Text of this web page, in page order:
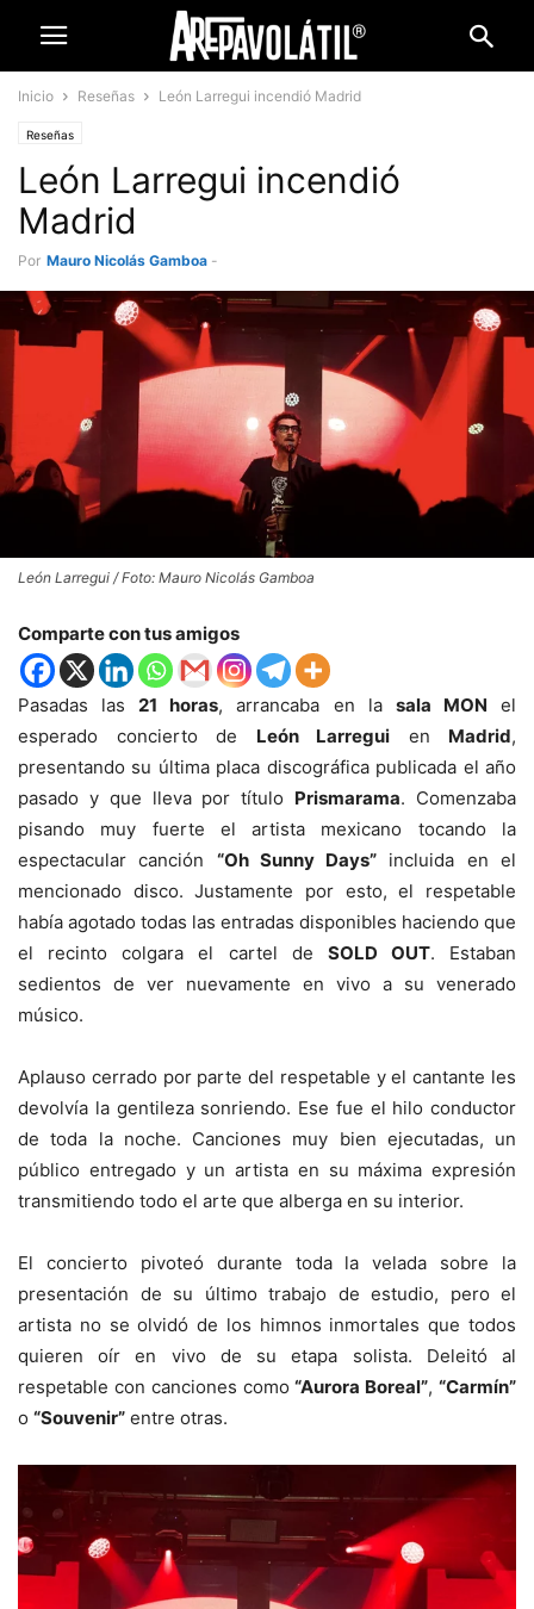
Inicio Reseñas León Larregui incendió Madrid
Reseñas
León Larregui incendió
Madrid
Por Mauro Nicolás Gamboa -
León Larregui / Foto: Mauro Nicolás Gamboa
Comparte con tus amigos
Pasadas las21 horas, arrancaba en la sala MON el
esperado concierto de León Larregui en Madrid,
presentando su última placa discográfica publicada el año
pasado y que lleva por título Prismarama. Comenzaba
pisando muy fuerte el artista mexicano tocando la
espectacular canción “Oh Sunny Days” incluida en el
mencionado disco. Justamente por esto, el respetable
había agotado todas las entradas disponibles haciendo que
el recinto colgara el cartel de SOLD OUT. Estaban
sedientos de ver nuevamente en vivo a su venerado
músico.
Aplauso cerrado por parte del respetable y el cantante les
devolvía la gentileza sonriendo. Ese fue el hilo conductor
de toda la noche. Canciones muy bien ejecutadas, un
público entregado y un artista en su máxima expresión
transmitiendo todo el arte que alberga en su interior.
El concierto pivoteó durante toda la velada sobre la
presentación de su último trabajo de estudio, pero el
artista no se olvidó de los himnos inmortales que todos
quieren oír en vivo de su etapa solista. Deleitó al
respetable con canciones como“Aurora Boreal”,“Carmín”
o “Souvenir” entre otras.